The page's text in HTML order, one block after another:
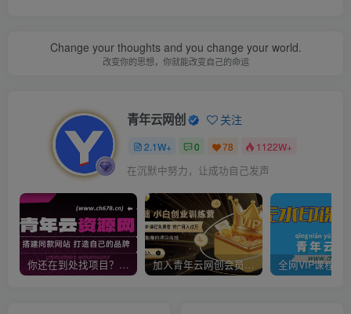
Change your thoughts and you change your world.
改变你的思想，你就能改变自己的命运
青年云网创 关注
2.1W+ 0 78 1122W+
在沉默中努力，让成功自己发声
你还在到处找项目？还在当韭菜？我靠卖项目一个月收入5万+，曾经我也是个失败者。 加入青年云网创会员，全站资源免费学习。加入高级合伙人，推广日入1000+